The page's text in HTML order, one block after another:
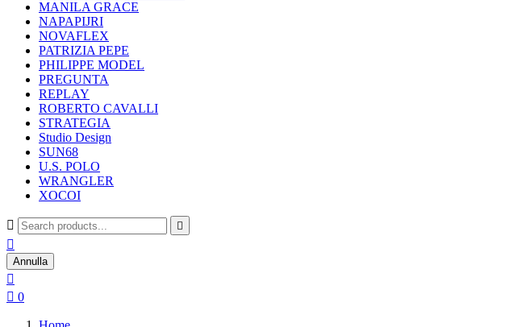
MANILA GRACE
NAPAPIJRI
NOVAFLEX
PATRIZIA PEPE
PHILIPPE MODEL
PREGUNTA
REPLAY
ROBERTO CAVALLI
STRATEGIA
Studio Design
SUN68
U.S. POLO
WRANGLER
XOCOI
 

Annulla

 0